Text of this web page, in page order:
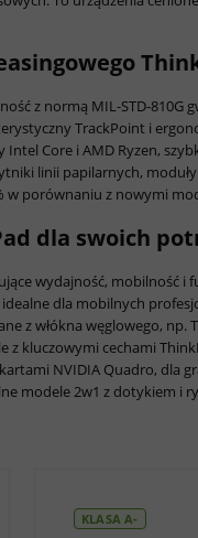
z normą MIL-STD-
TrackPoint i
Intel Core i AMD Ryzen,
linii papilarnych,
w porównaniu z nowymi
dla swoich
wydajność, mobilność i
dla mobilnych
z włókna węglowego, np.
z kluczowymi cechami
NVIDIA Quadro, dla
modele 2w1 z dotykiem i
KLASA A-